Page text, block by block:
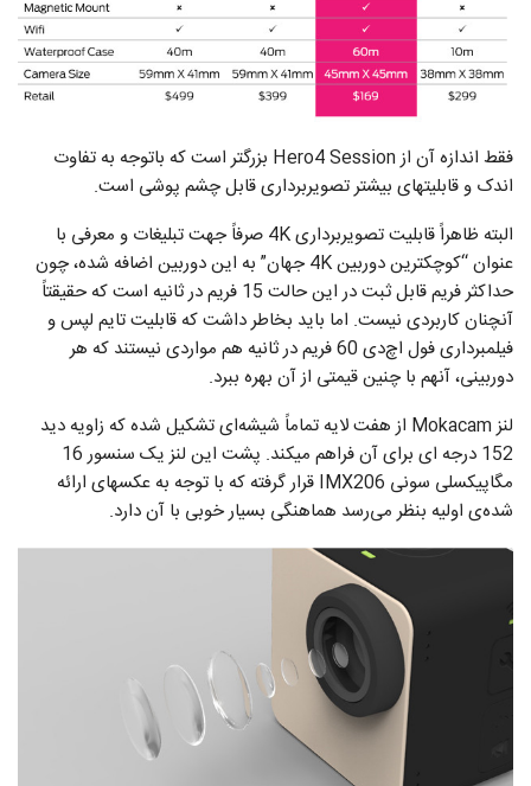
فقط اندازه آن از Hero4 Session بزرگتر است که باتوجه به تفاوت
اندک و قابلیتهای بیشتر تصویربرداری قابل چشم پوشی است.
البته ظاهراً قابلیت تصویربرداری 4K صرفاً جهت تبلیغات و معرفی با
عنوان “کوچکترین دوربین 4K جهان” به این دوربین اضافه شده، چون
حداکثر فریم قابل ثبت در این حالت 15 فریم در ثانیه است که حقیقتاً
آنچنان کاربردی نیست. اما باید بخاطر داشت که قابلیت تایم لپس و
فیلمبرداری فول اچ‌دی 60 فریم در ثانیه هم مواردی نیستند که هر
دوربینی، آنهم با چنین قیمتی از آن بهره ببرد.
لنز Mokacam از هفت لایه تماماً شیشه‌ای تشکیل شده که زاویه دید
152 درجه ای برای آن فراهم میکند. پشت این لنز یک سنسور 16
مگاپیکسلی سونی IMX206 قرار گرفته که با توجه به عکسهای ارائه
شده‌ی اولیه بنظر می‌رسد هماهنگی بسیار خوبی با آن دارد.